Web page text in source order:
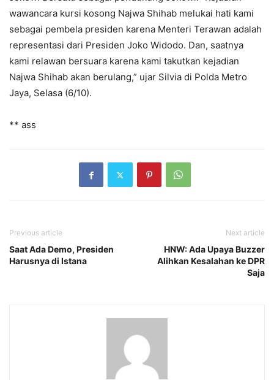
wawancara kursi kosong Najwa Shihab melukai hati kami
sebagai pembela presiden karena Menteri Terawan adalah
representasi dari Presiden Joko Widodo. Dan, saatnya
kami relawan bersuara karena kami takutkan kejadian
Najwa Shihab akan berulang,” ujar Silvia di Polda Metro
Jaya, Selasa (6/10).
** ass
Previous article
Saat Ada Demo, Presiden
Harusnya di Istana
Next article
HNW: Ada Upaya Buzzer
Alihkan Kesalahan ke DPR
Saja